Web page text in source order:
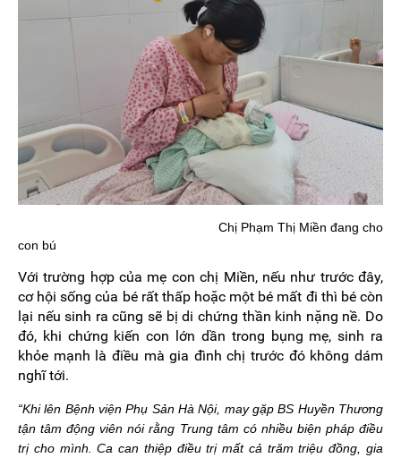
Chị Phạm Thị Miền đang cho
con bú
Với trường hợp của mẹ con chị Miền, nếu như trước đây,
cơ hội sống của bé rất thấp hoặc một bé mất đi thì bé còn
lại nếu sinh ra cũng sẽ bị di chứng thần kinh nặng nề. Do
đó, khi chứng kiến con lớn dần trong bụng mẹ, sinh ra
khỏe mạnh là điều mà gia đình chị trước đó không dám
nghĩ tới.
“Khi lên Bệnh viện Phụ Sản Hà Nội, may gặp BS Huyền Thương
tận tâm động viên nói rằng Trung tâm có nhiều biện pháp điều
trị cho mình. Ca can thiệp điều trị mất cả trăm triệu đồng, gia